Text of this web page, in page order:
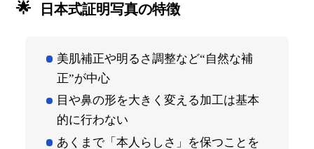
日本式証明写真の特徴
美肌補正や明るさ調整など“自然な補
正”が中心
目や鼻の形を大きく変える加工は基本
的に行わない
あくまで「本人らしさ」を保つことを